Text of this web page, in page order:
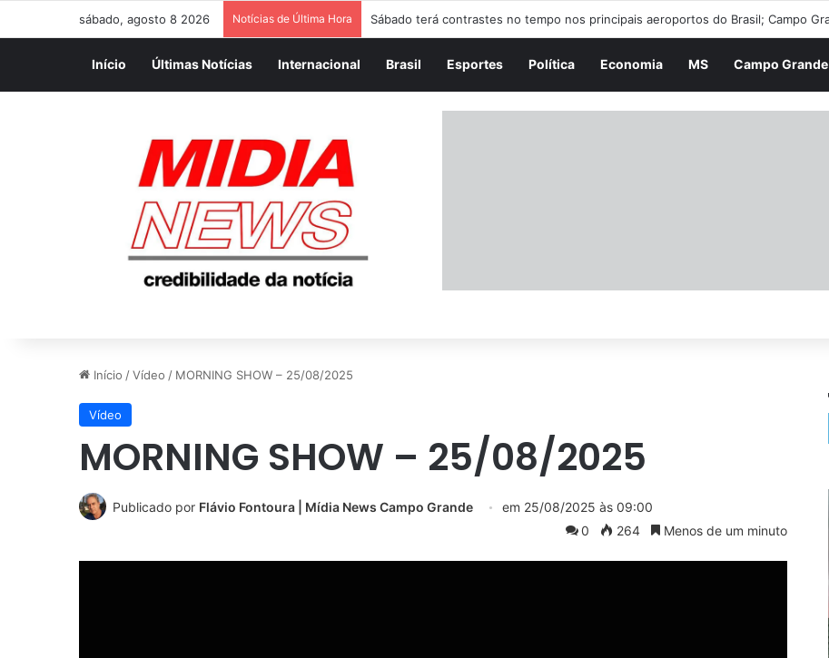
sábado, agosto 8 2026 Notícias de Última Hora
Início Últimas Notícias Internacional Brasil Esportes Política Economia MS Campo Grande
Início /Vídeo / MORNING SHOW – 25/08/2025
Vídeo
MORNING SHOW – 25/08/2025
Publicado por Flávio Fontoura | Mídia News Campo Grande em 25/08/2025 às 09:00
0
264 Menos de um minuto